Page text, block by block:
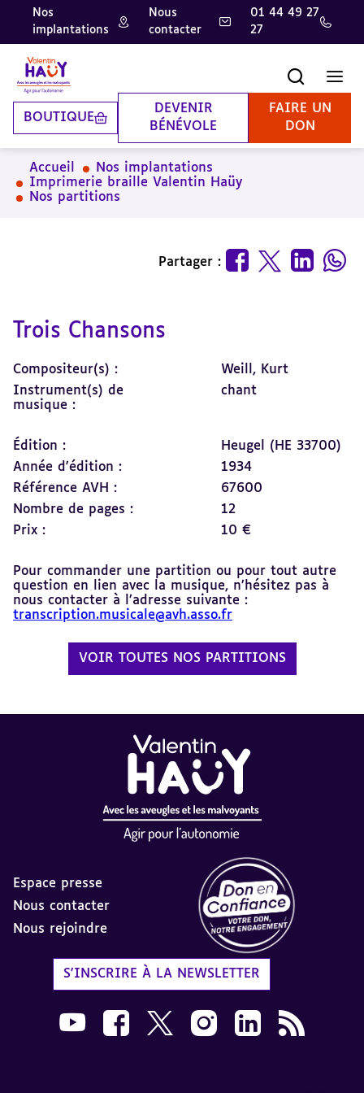
Aller
contenu
principal
Aller
pied
de
page
Aller
la
recherche
Nos
implantations
Nous
contacter
01 44 49 27
27
BOUTIQUE
DEVENIR
BÉNÉVOLE
FAIRE UN
DON
Accueil
Nos implantations
Imprimerie braille Valentin Haüy
Nos partitions
Partager :
Trois Chansons
Compositeur(s) :
Weill, Kurt
Instrument(s) de
musique :
chant
Édition :
Heugel (HE 33700)
Année d'édition :
1934
Référence AVH :
67600
Nombre de pages :
12
Prix :
10 €
Pour commander une partition ou pour tout autre
question en lien avec la musique, n’hésitez pas à
nous contacter à l’adresse suivante :
transcription.musicale@avh.asso.fr
VOIR TOUTES NOS PARTITIONS
Espace presse
Nous contacter
Nous rejoindre
S'INSCRIRE À LA NEWSLETTER
Nous suivre sur Youtube AVH dans une
Nous suivre sur Facebook AVH dans
Nous suivre sur X AVH dans une
Nous suivre sur Instagram
Nous suivre sur
Flux RSS